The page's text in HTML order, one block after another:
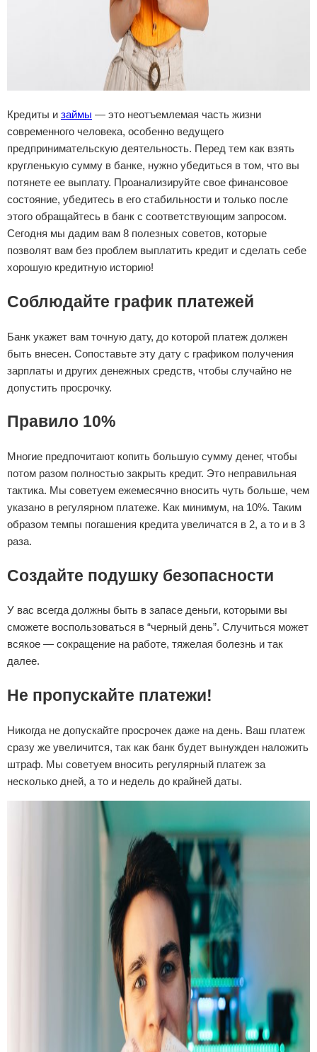
Кредиты и займы — это неотъемлемая часть жизни
современного человека, особенно ведущего
предпринимательскую деятельность. Перед тем как взять
кругленькую сумму в банке, нужно убедиться в том, что вы
потянете ее выплату. Проанализируйте свое финансовое
состояние, убедитесь в его стабильности и только после
этого обращайтесь в банк с соответствующим запросом.
Сегодня мы дадим вам 8 полезных советов, которые
позволят вам без проблем выплатить кредит и сделать себе
хорошую кредитную историю!
Соблюдайте график платежей
Банк укажет вам точную дату, до которой платеж должен
быть внесен. Сопоставьте эту дату с графиком получения
зарплаты и других денежных средств, чтобы случайно не
допустить просрочку.
Правило 10%
Многие предпочитают копить большую сумму денег, чтобы
потом разом полностью закрыть кредит. Это неправильная
тактика. Мы советуем ежемесячно вносить чуть больше, чем
указано в регулярном платеже. Как минимум, на 10%. Таким
образом темпы погашения кредита увеличатся в 2, а то и в 3
раза.
Создайте подушку безопасности
У вас всегда должны быть в запасе деньги, которыми вы
сможете воспользоваться в “черный день”. Случиться может
всякое — сокращение на работе, тяжелая болезнь и так
далее.
Не пропускайте платежи!
Никогда не допускайте просрочек даже на день. Ваш платеж
сразу же увеличится, так как банк будет вынужден наложить
штраф. Мы советуем вносить регулярный платеж за
несколько дней, а то и недель до крайней даты.